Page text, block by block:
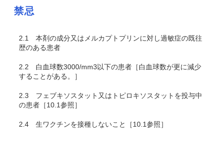
禁忌
2.1
本剤の成分又はメルカプトプリンに対し過敏症の既往
歴のある患者
2.2 白血球数3000/mm3以下の患者［白血球数が更に減少
することがある。］
2.3 フェブキソスタット又はトピロキソスタットを投与中
の患者［10.1参照］
2.4 生ワクチンを接種しないこと［10.1参照］